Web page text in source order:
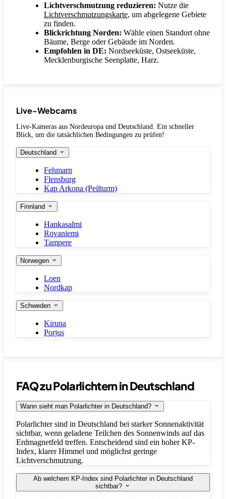
Lichtverschmutzung reduzieren: Nutze die
Lichtverschmutzungskarte, um abgelegene Gebiete
zu finden.
Blickrichtung Norden: Wähle einen Standort ohne
Bäume, Berge oder Gebäude im Norden.
Empfohlen in DE: Nordseeküste, Ostseeküste,
Mecklenburgische Seenplatte, Harz.
Live-Webcams
Live-Kameras aus Nordeuropa und Deutschland. Ein schneller
Blick, um die tatsächlichen Bedingungen zu prüfen!
Deutschland
Fehmarn
Flensburg
Kap Arkona (Peilturm)
Finnland
Hankasalmi
Rovaniemi
Tampere
Norwegen
Loen
Nordkap
Schweden
Kiruna
Porjus
FAQ zu Polarlichtern in Deutschland
Wann sieht man Polarlichter in Deutschland?
Polarlichter sind in Deutschland bei starker Sonnenaktivität
sichtbar, wenn geladene Teilchen des Sonnenwinds auf das
Erdmagnetfeld treffen. Entscheidend sind ein hoher KP-
Index, klarer Himmel und möglichst geringe
Lichtverschmutzung.
Ab welchem KP-Index sind Polarlichter in Deutschland
sichtbar?